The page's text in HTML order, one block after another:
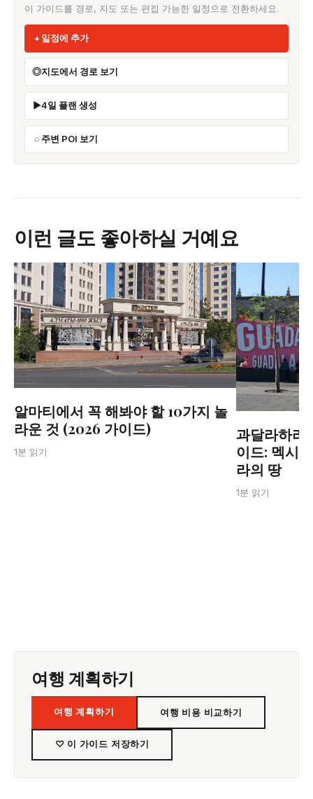
이 가이드를 경로, 지도 또는 편집 가능한 일정으로 전환하세요.
일정에 추가
지도에서 경로 보기
4일 플랜 생성
주변 POI 보기
이런 글도 좋아하실 거예요
알마티에서 꼭 해봐야 할 10가지 놀
라운 것 (2026 가이드)
1분 읽기
과달라하라
이드: 멕시
라의 땅
1분 읽기
여행 계획하기
여행 계획하기 여행 비용 비교하기
♡ 이 가이드 저장하기